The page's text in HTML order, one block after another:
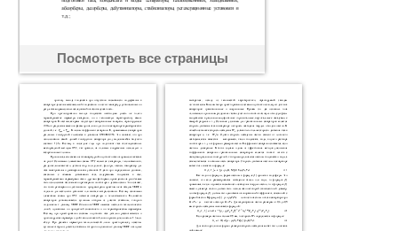
Посмотреть все страницы